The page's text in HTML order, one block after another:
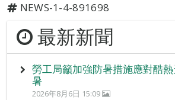
NEWS-1-4-891698
最新新聞
勞工局籲加強防暑措施應對酷
暑
2026年8月6日 15:09